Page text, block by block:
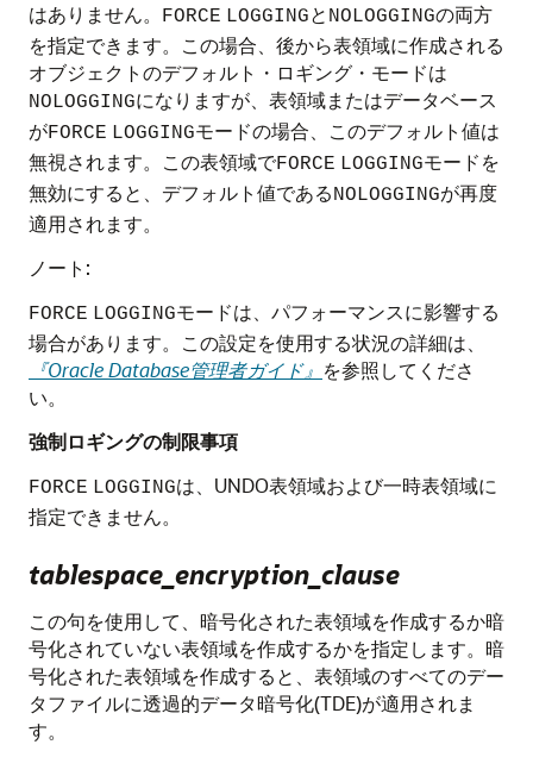
はありません。
FORCE LOGGINGと NOLOGGINGの両方
を指定できます。この場合、後から表領域に作成される
オブジェクトのデフォルト・ロギング・モードは
NOLOGGINGになりますが、表領域またはデータベース
がFORCE LOGGINGモードの場合、このデフォルト値は
無視されます。この表領域でFORCE LOGGINGモードを
無効にすると、デフォルト値であるNOLOGGINGが再度
適用されます。
ノート:
FORCE LOGGINGモードは、パフォーマンスに影響する
場合があります。この設定を使用する状況の詳細は、
『Oracle Database管理者ガイド』 を参照してくださ
い。
強制ロギングの制限事項
FORCE LOGGINGは、UNDO表領域および一時表領域に
指定できません。
tablespace_encryption_clause
この句を使用して、暗号化された表領域を作成するか暗
号化されていない表領域を作成するかを指定します。暗
号化された表領域を作成すると、表領域のすべてのデー
タファイルに透過的データ暗号化(TDE)が適用されま
す。